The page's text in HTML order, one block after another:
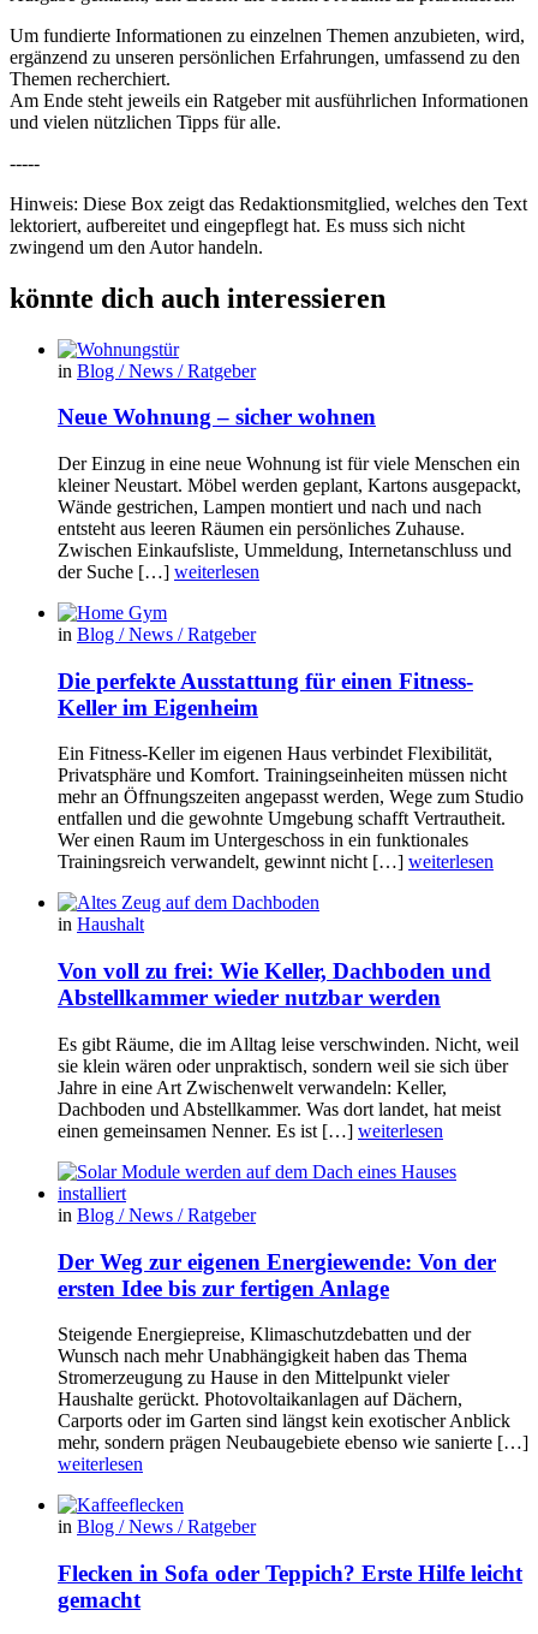
Um fundierte Informationen zu einzelnen Themen anzubieten, wird,
ergänzend zu unseren persönlichen Erfahrungen, umfassend zu den
Themen recherchiert.
Am Ende steht jeweils ein Ratgeber mit ausführlichen Informationen
und vielen nützlichen Tipps für alle.
-----
Hinweis: Diese Box zeigt das Redaktionsmitglied, welches den Text
lektoriert, aufbereitet und eingepflegt hat. Es muss sich nicht
zwingend um den Autor handeln.
könnte dich auch interessieren
in Blog / News / Ratgeber
Neue Wohnung – sicher wohnen
Der Einzug in eine neue Wohnung ist für viele Menschen ein
kleiner Neustart. Möbel werden geplant, Kartons ausgepackt,
Wände gestrichen, Lampen montiert und nach und nach
entsteht aus leeren Räumen ein persönliches Zuhause.
Zwischen Einkaufsliste, Ummeldung, Internetanschluss und
der Suche […] weiterlesen
in Blog / News / Ratgeber
Die perfekte Ausstattung für einen Fitness-
Keller im Eigenheim
Ein Fitness-Keller im eigenen Haus verbindet Flexibilität,
Privatsphäre und Komfort. Trainingseinheiten müssen nicht
mehr an Öffnungszeiten angepasst werden, Wege zum Studio
entfallen und die gewohnte Umgebung schafft Vertrautheit.
Wer einen Raum im Untergeschoss in ein funktionales
Trainingsreich verwandelt, gewinnt nicht […] weiterlesen
in Haushalt
Von voll zu frei: Wie Keller, Dachboden und
Abstellkammer wieder nutzbar werden
Es gibt Räume, die im Alltag leise verschwinden. Nicht, weil
sie klein wären oder unpraktisch, sondern weil sie sich über
Jahre in eine Art Zwischenwelt verwandeln: Keller,
Dachboden und Abstellkammer. Was dort landet, hat meist
einen gemeinsamen Nenner. Es ist […] weiterlesen
in Blog / News / Ratgeber
Der Weg zur eigenen Energiewende: Von der
ersten Idee bis zur fertigen Anlage
Steigende Energiepreise, Klimaschutzdebatten und der
Wunsch nach mehr Unabhängigkeit haben das Thema
Stromerzeugung zu Hause in den Mittelpunkt vieler
Haushalte gerückt. Photovoltaikanlagen auf Dächern,
Carports oder im Garten sind längst kein exotischer Anblick
mehr, sondern prägen Neubaugebiete ebenso wie sanierte […]
weiterlesen
in Blog / News / Ratgeber
Flecken in Sofa oder Teppich? Erste Hilfe leicht
gemacht